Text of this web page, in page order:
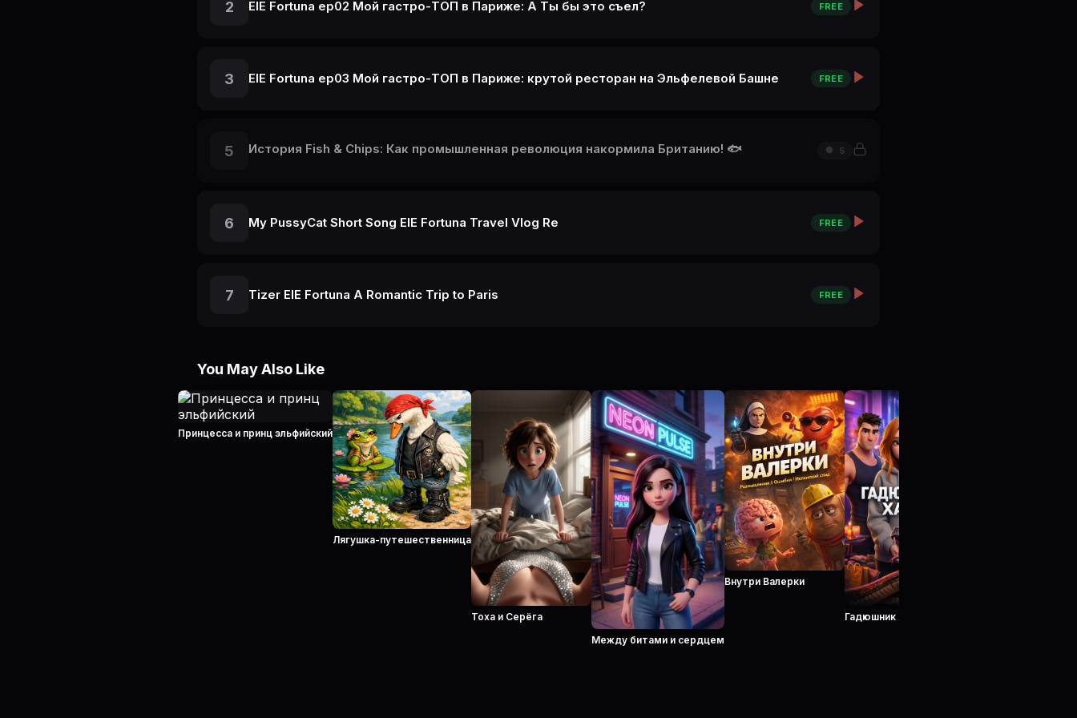
2 ElE Fortuna ep02 Мой гастро-ТОП в Париже: А Ты бы это съел? FREE
3 ElE Fortuna ep03 Мой гастро-ТОП в Париже: крутой ресторан на Эльфелевой Башне FREE
5 История Fish & Chips: Как промышленная революция накормила Британию! 🐟 5
6 My PussyCat Short Song ElE Fortuna Travel Vlog Re FREE
7 Tizer ElE Fortuna A Romantic Trip to Paris FREE
You May Also Like
Принцесса и принц эльфийский
Лягушка-путешественница
Тоха и Серёга
Между битами и сердцем
Внутри Валерки
Гадюшник Хаус